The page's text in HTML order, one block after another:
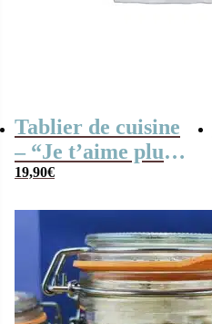
Tablier de cuisine
– “Je t’aime plus
que le chocolat”
19,90€